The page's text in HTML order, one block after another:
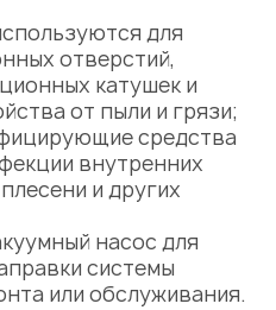
для
отверстий,
катушек и
от пыли и грязи;
средства
внутренних
и других
насос для
системы
или обслуживания.